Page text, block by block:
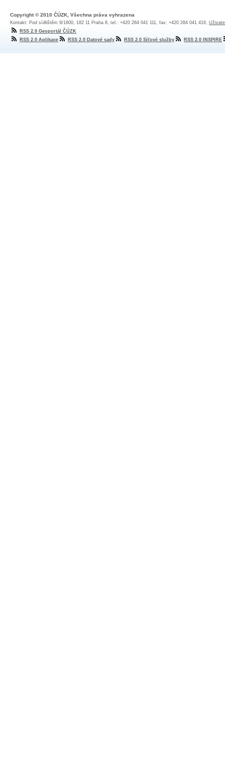
Copyright © 2010 ČÚZK, Všechna práva vyhrazena
Kontakt: Pod sídlištěm 9/1800, 182 11 Praha 8, tel.: +420 284 041 111, fax: +420 284 041 416,
RSS 2.0 Geoportál ČÚZK
RSS 2.0 Aplikace
RSS 2.0 Datové sady RSS 2.0 Síťové služby RSS 2.0 INSPIRE